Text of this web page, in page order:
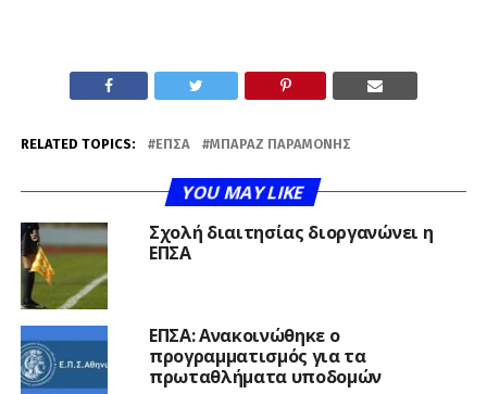
RELATED TOPICS: ΕΠΣΑ ΜΠΑΡΑΖ ΠΑΡΑΜΟΝΉΣ
YOU MAY LIKE
Σχολή διαιτησίας διοργανώνει η
ΕΠΣΑ
ΕΠΣΑ: Ανακοινώθηκε ο
προγραμματισμός για τα
πρωταθλήματα υποδομών